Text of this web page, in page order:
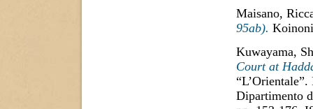
Maisano,
95ab).
Kuwayama,
Court at
Dipartimento